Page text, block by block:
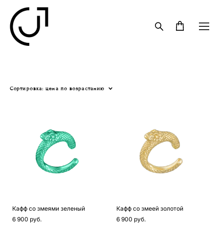
Сортировка: цена по возрастанию
Кафф со змеями зеленый
6 900 pуб.
Кафф со змеей золотой
6 900 pуб.